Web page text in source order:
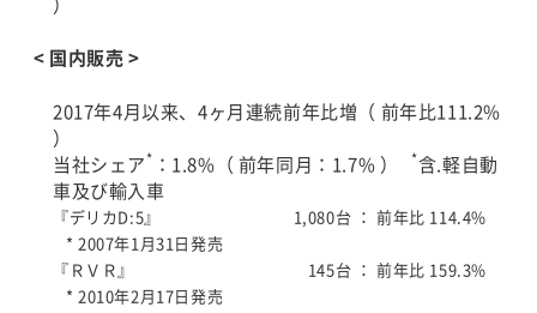
）
< 国内販売 >
2017年4月以来、4ヶ月連続前年比増（ 前年比111.2%
）
当社シェア * ：1.8%（ 前年同月：1.7% ） *含.軽自動
車及び輸入車
『デリカD:5』 1,080台 ： 前年比 114.4%
* 2007年1月31日発売
『ＲＶＲ』
145台 ： 前年比 159.3%
* 2010年2月17日発売